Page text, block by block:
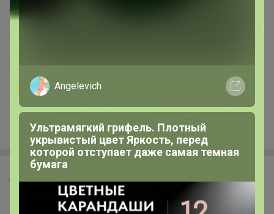
Стоп 10 августа
+1.8K
Леныра
Angelevich
Ультрамягкий грифель. Плотный
укрывистый цвет Яркость, перед
которой отступает даже самая темная
бумага